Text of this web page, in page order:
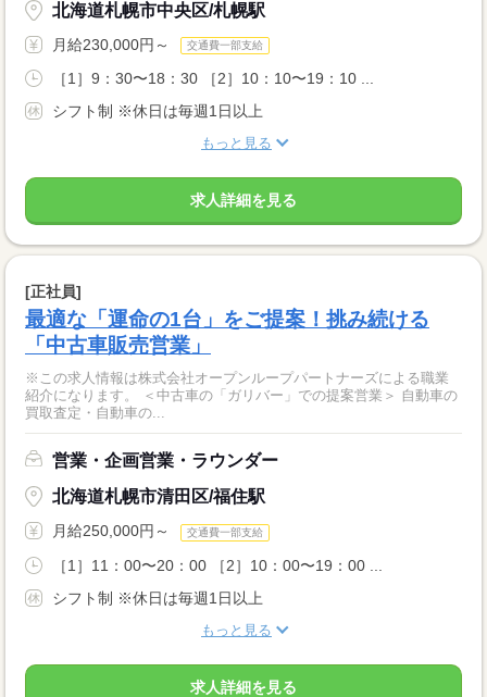
北海道札幌市中央区/札幌駅
月給230,000円～ 交通費一部支給
［1］9：30〜18：30 ［2］10：10〜19：10 ...
シフト制 ※休日は毎週1日以上
もっと見る
求人詳細を見る
[正社員]
最適な「運命の1台」をご提案！挑み続ける
「中古車販売営業」
※この求人情報は株式会社オープンループパートナーズによる職業
紹介になります。 ＜中古車の「ガリバー」での提案営業＞ 自動車の
買取査定・自動車の...
営業・企画営業・ラウンダー
北海道札幌市清田区/福住駅
月給250,000円～ 交通費一部支給
［1］11：00〜20：00 ［2］10：00〜19：00 ...
シフト制 ※休日は毎週1日以上
もっと見る
求人詳細を見る